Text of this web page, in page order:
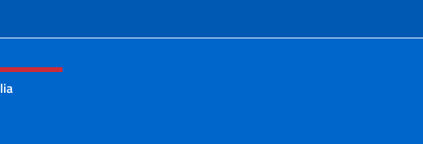
redes sociales y menú